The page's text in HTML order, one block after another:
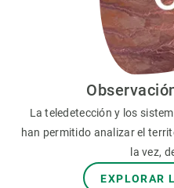
La teledetección y los
han permitido analizar el
la vez,
EXPLORAR